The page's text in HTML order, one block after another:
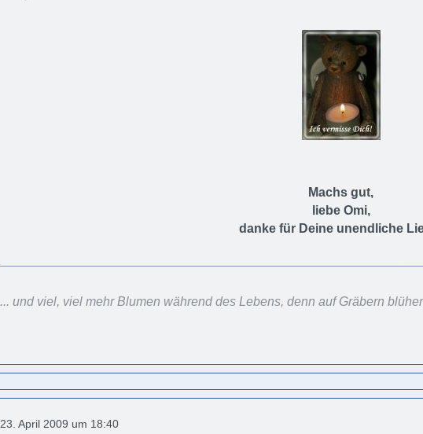
Machs gut,
liebe Omi,
danke für Deine unendliche
... und viel, viel mehr Blumen während des Lebens, denn auf Gräbern
23. April 2009 um 18:40